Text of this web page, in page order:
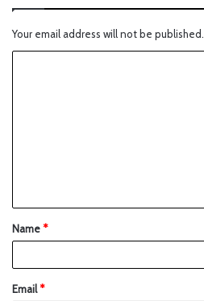
Your email address will not be published.
Name*
Email*